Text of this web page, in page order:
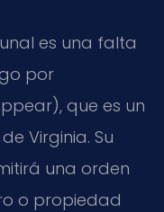
es una falta
por
que es un
Virginia. Su
una orden
o propiedad